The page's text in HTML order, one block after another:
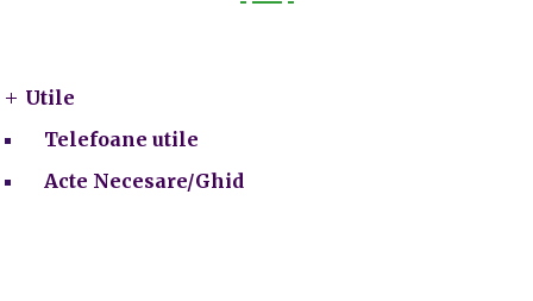
Utile
Telefoane utile
Acte Necesare/Ghid